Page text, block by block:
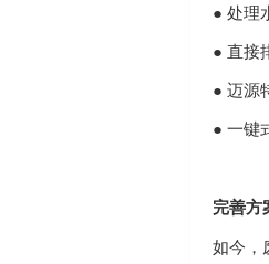
● 处理
● 直接
● 迈源
● 一键
完善方
如今，